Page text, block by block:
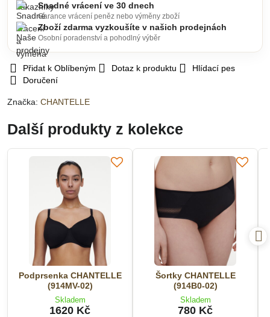
Přidat k Oblíbeným Dotaz k produktu
Hlídací pes
Doručení
Značka: CHANTELLE
Snadné vrácení ve 30 dnech
Garance vrácení peněz nebo výměny zboží
Zboží zdarma vyzkoušíte v našich prodejnách
Osobní poradenství a pohodlný výběr
Další produkty z kolekce
Podprsenka CHANTELLE
(914MV-02)
Skladem
1620 Kč
Šortky CHANTELLE
(914B0-02)
Skladem
780 Kč